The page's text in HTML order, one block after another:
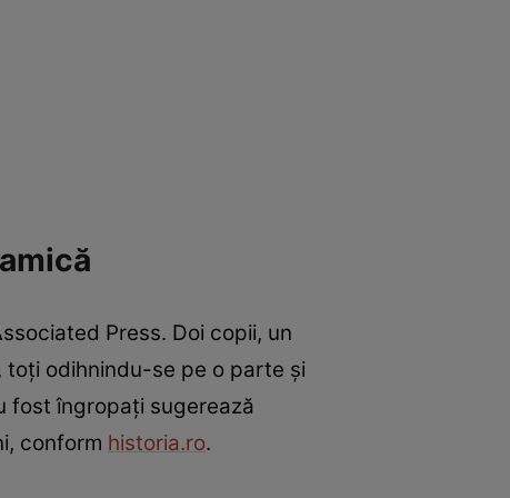
Press. Doi copii, un
odihnindu-se pe o parte și
fost îngropați sugerează
conform historia.ro.